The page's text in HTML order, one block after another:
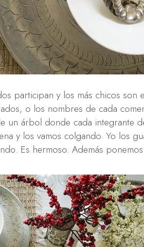
participan y los más chicos son
o los nombres de cada
un árbol donde cada integrante
y los vamos colgando. Yo los
Es hermoso. Además